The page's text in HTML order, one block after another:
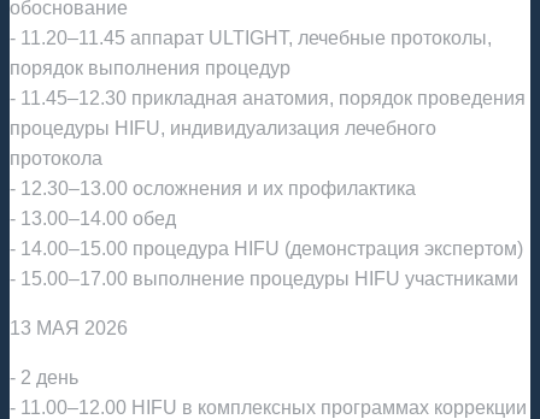
обоснование
- 11.20–11.45 аппарат ULTIGHT, лечебные протоколы,
порядок выполнения процедур
- 11.45–12.30 прикладная анатомия, порядок проведения
процедуры HIFU, индивидуализация лечебного
протокола
- 12.30–13.00 осложнения и их профилактика
- 13.00–14.00 обед
- 14.00–15.00 процедура HIFU (демонстрация экспертом)
- 15.00–17.00 выполнение процедуры HIFU участниками
13 МАЯ 2026
- 2 день
- 11.00–12.00 HIFU в комплексных программах коррекции